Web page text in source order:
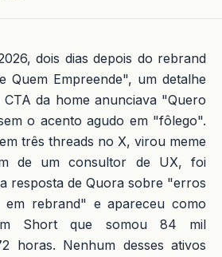
dois dias depois do rebrand
Quem Empreende", um detalhe
da home anunciava "Quero
o acento agudo em "fôlego".
três threads no X, virou meme
de um consultor de UX, foi
resposta de Quora sobre "erros
em rebrand" e apareceu como
Short que somou 84 mil
horas. Nenhum desses ativos